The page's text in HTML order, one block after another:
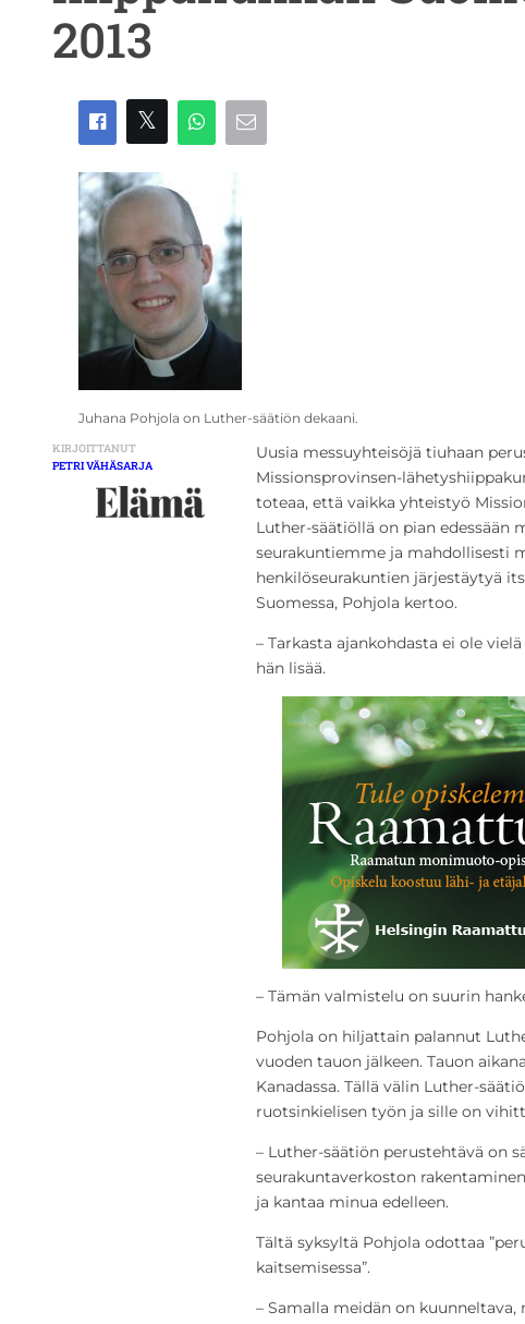
2013
Juhana Pohjola on Luther-säätiön dekaani.
KIRJOITTANUT
PETRI VÄHÄSARJA
Uusia messuyhteisöjä tiuhaan
Missionsprovinsen-
toteaa, että vaikka yhteistyö
Luther-säätiöllä on pian edessään
seurakuntiemme ja mahdollisesti
henkilöseurakuntien järjestäytyä
Suomessa, Pohjola kertoo.
– Tarkasta ajankohdasta ei ole
hän lisää.
– Tämän valmistelu on suurin
Pohjola on hiljattain palannut
vuoden tauon jälkeen. Tauon
Kanadassa. Tällä välin Luther-
ruotsinkielisen työn ja sille on
– Luther-säätiön perustehtävä on
seurakuntaverkoston
ja kantaa minua edelleen.
Tältä syksyltä Pohjola odottaa
kaitsemisessa”.
– Samalla meidän on kuunneltava,